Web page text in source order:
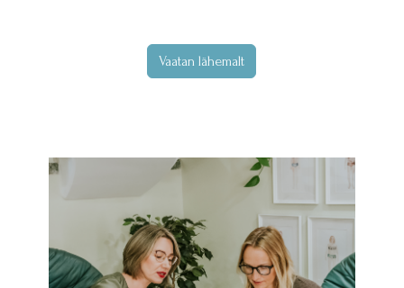
Vaatan lähemalt